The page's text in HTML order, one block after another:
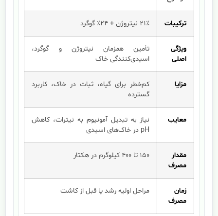
ترکیبات ۲۱٪ نیتروژن + ۲۴٪ گوگرد
ویژگی
اصلی
تأمین همزمان نیتروژن و گوگرد،
اسیدی‌کنندگی خاک
مزایا
کم‌خطر برای گیاه، ثبات در خاک، کاربرد
گسترده
معایب
نیاز به تبدیل آمونیوم به نیترات، کاهش
pH در خاک‌های اسیدی
مقدار
مصرف
۱۵۰ تا ۴۰۰ کیلوگرم در هکتار
زمان
مصرف
مراحل اولیه رشد یا قبل از کاشت